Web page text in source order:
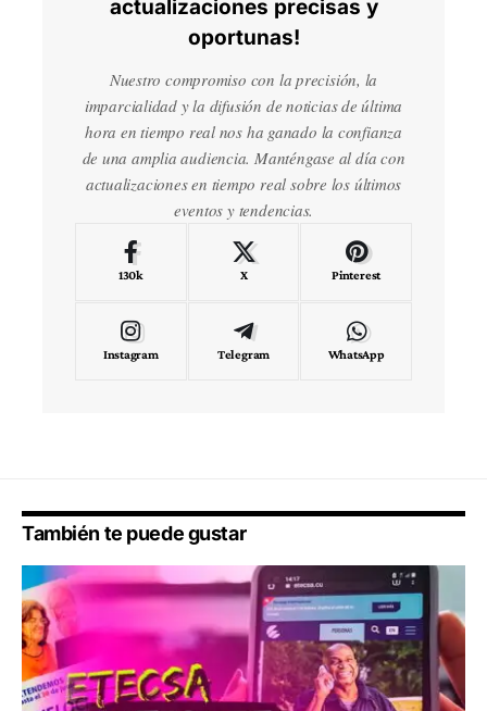
actualizaciones precisas y
oportunas!
Nuestro compromiso con la precisión, la
imparcialidad y la difusión de noticias de última
hora en tiempo real nos ha ganado la confianza
de una amplia audiencia. Manténgase al día con
actualizaciones en tiempo real sobre los últimos
eventos y tendencias.
130k X Pinterest
Instagram Telegram WhatsApp
También te puede gustar